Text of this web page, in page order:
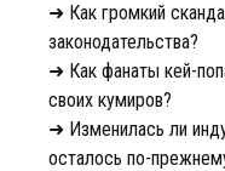
➜ Как громкий
законодательства?
➜ Как фанаты кей-
своих кумиров?
➜ Изменилась ли
осталось по-